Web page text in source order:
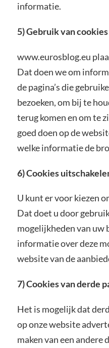
informatie.
5) Gebruik van cookies
www.eurosblog.eu
Dat doen we om
de pagina’s die
bezoeken, om bij te
terug komen en om te
goed doen op de
welke informatie de
6) Cookies
U kunt er voor kiezen
Dat doet u door
mogelijkheden van uw
informatie over deze
website van de
7) Cookies van derde
Het is mogelijk dat
op onze website
maken van een